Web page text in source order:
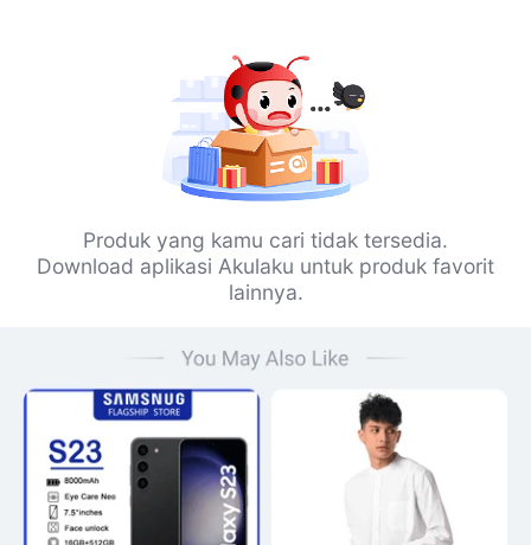
Produk yang kamu cari tidak tersedia.
Download aplikasi Akulaku untuk produk favorit
lainnya.